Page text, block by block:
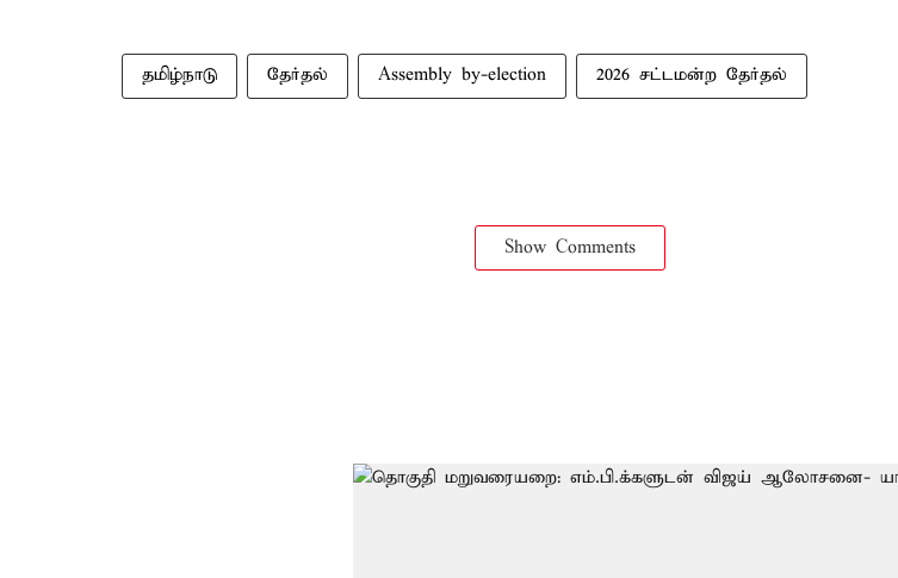
தமிழ்நாடு தேர்தல் Assembly by-election 2026 சட்டமன்ற தேர்தல்
Show Comments